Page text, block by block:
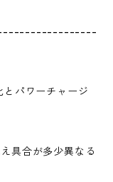
パワーチャージ
具合が多少異なる